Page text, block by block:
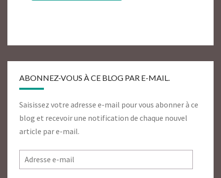
ABONNEZ-VOUS À CE BLOG PAR E-MAIL.
Saisissez votre adresse e-mail pour vous abonner à ce
blog et recevoir une notification de chaque nouvel
article par e-mail.
Adresse
e-